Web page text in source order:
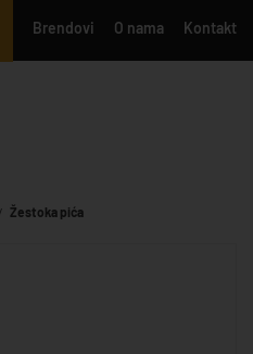
Brendovi O nama Kontakt
Žestoka pića